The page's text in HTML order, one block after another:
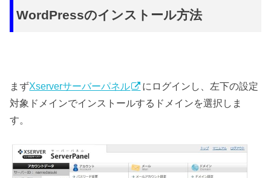
WordPressのインストール方法
まずXserverサーバーパネル
にログインし、左下の設定
対象ドメインでインストールするドメインを選択しま
す。